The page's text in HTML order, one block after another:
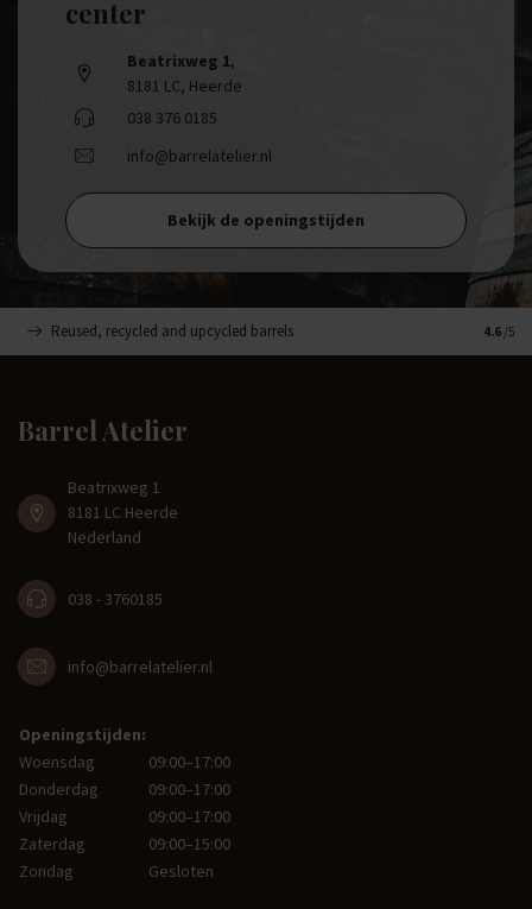
center
Beatrixweg 1,
8181 LC, Heerde
038 376 0185
info@barrelatelier.nl
Bekijk de openingstijden
Reused, recycled and upcycled barrels 4.6 /5
Barrel Atelier
Beatrixweg 1
8181 LC Heerde
Nederland
038 - 3760185
info@barrelatelier.nl
Openingstijden:
Woensdag
09:00–17:00
Donderdag
09:00–17:00
Vrijdag
09:00–17:00
Zaterdag
09:00–15:00
Zondag
Gesloten